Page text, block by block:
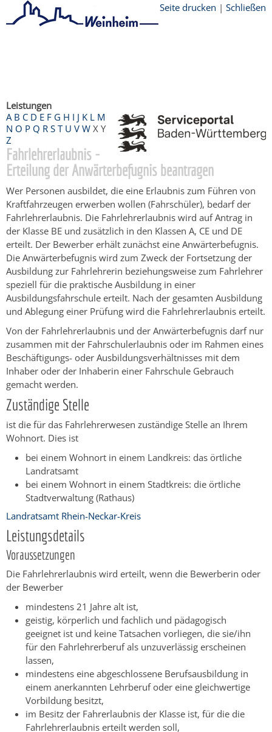
Seite drucken | Schließen
Leistungen
A B C D E F G H I J K L M
N O P Q R S T U V W X Y
Z
Fahrlehrerlaubnis -
Erteilung der Anwärterbefugnis beantragen
Wer Personen ausbildet, die eine Erlaubnis zum Führen von
Kraftfahrzeugen erwerben wollen (Fahrschüler), bedarf der
Fahrlehrerlaubnis. Die Fahrlehrerlaubnis wird auf Antrag in
der Klasse BE und zusätzlich in den Klassen A, CE und DE
erteilt. Der Bewerber erhält zunächst eine Anwärterbefugnis.
Die Anwärterbefugnis wird zum Zweck der Fortsetzung der
Ausbildung zur Fahrlehrerin beziehungsweise zum Fahrlehrer
speziell für die praktische Ausbildung in einer
Ausbildungsfahrschule erteilt. Nach der gesamten Ausbildung
und Ablegung einer Prüfung wird die Fahrlehrerlaubnis erteilt.
Von der Fahrlehrerlaubnis und der Anwärterbefugnis darf nur
zusammen mit der Fahrschulerlaubnis oder im Rahmen eines
Beschäftigungs- oder Ausbildungsverhältnisses mit dem
Inhaber oder der Inhaberin einer Fahrschule Gebrauch
gemacht werden.
Zuständige Stelle
ist die für das Fahrlehrerwesen zuständige Stelle an Ihrem
Wohnort. Dies ist
bei einem Wohnort in einem Landkreis: das örtliche
Landratsamt
bei einem Wohnort in einem Stadtkreis: die örtliche
Stadtverwaltung (Rathaus)
Landratsamt Rhein-Neckar-Kreis
Leistungsdetails
Voraussetzungen
Die Fahrlehrerlaubnis wird erteilt, wenn die Bewerberin oder
der Bewerber
mindestens 21 Jahre alt ist,
geistig, körperlich und fachlich und pädagogisch
geeignet ist und keine Tatsachen vorliegen, die sie/ihn
für den Fahrlehrerberuf als unzuverlässig erscheinen
lassen,
mindestens eine abgeschlossene Berufsausbildung in
einem anerkannten Lehrberuf oder eine gleichwertige
Vorbildung besitzt,
im Besitz der Fahrerlaubnis der Klasse ist, für die die
Fahrlehrerlaubnis erteilt werden soll,